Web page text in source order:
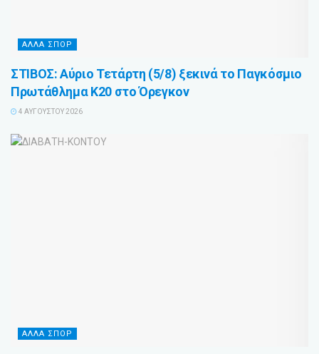
ΑΛΛΑ ΣΠΟΡ
ΣΤΙΒΟΣ: Αύριο Τετάρτη (5/8) ξεκινά το Παγκόσμιο
Πρωτάθλημα Κ20 στο Όρεγκον
4 ΑΥΓΟΎΣΤΟΥ 2026
ΑΛΛΑ ΣΠΟΡ